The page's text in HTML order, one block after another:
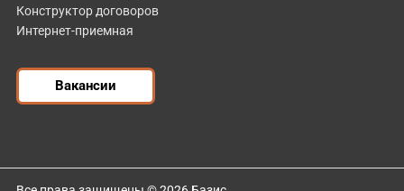
Конструктор договоров
Интернет-приемная
Вакансии